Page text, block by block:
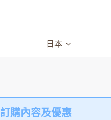
日本
訂購內容及優惠